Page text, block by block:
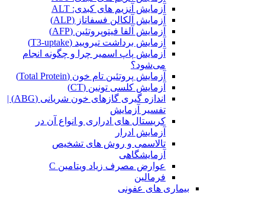
آزمایش آنزیم های کبدی: ALT
آزمایش آلکالن فسفاتاز (ALP)
آزمایش آلفا فیتوپروتئین (AFP)
آزمایش برداشت تیرویید (T3-uptake)
آزمایش پاپ اسمیر چرا و چگونه انجام
می‌شود؟
آزمایش پروتئین تام خون (Total Protein)
آزمایش کلسی تونین (CT)
اندازه گیری گازهای خون شریانی (ABG) |
تفسیر آزمایش
کریستال ‌های ادراری و انواع آن در
آزمایش ادرار
تالاسمی و روش های تشخیص
آزمایشگاهی
عوارض مصرف زیاد ویتامین C
فرمالین
بیماری های عفونی